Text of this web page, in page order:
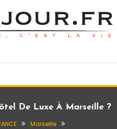
De Luxe À Marseille ?
Marseille